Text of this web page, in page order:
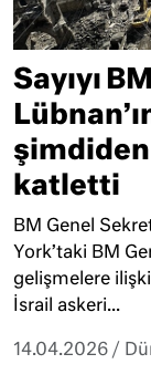
Sayıyı
şimdiden
katletti
BM Genel
York’taki BM
gelişmelere
İsrail askeri...
14.04.2026 /